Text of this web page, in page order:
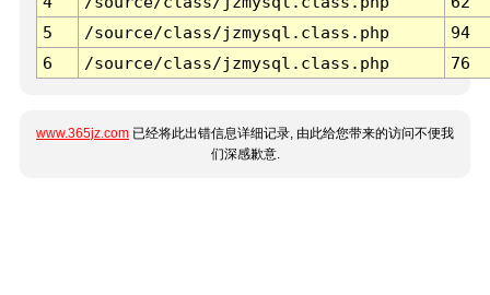
5
/source/class/jzmysql.class.php
94
6
/source/class/jzmysql.class.php 76
www.365jz.com 已经将此出错信息详细记录, 由此给您带来的访问不便我
们深感歉意.